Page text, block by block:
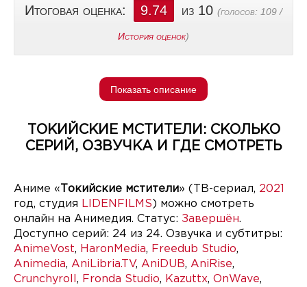
Итоговая оценка: 9.74 из 10 (голосов: 109 /
История оценок)
Показать описание
ТОКИЙСКИЕ МСТИТЕЛИ: СКОЛЬКО
СЕРИЙ, ОЗВУЧКА И ГДЕ СМОТРЕТЬ
Аниме « Токийские мстители» (ТВ-сериал, 2021
год, студия LIDENFILMS ) можно смотреть
онлайн на Анимедия. Статус: Завершён.
Доступно серий: 24 из 24. Озвучка и субтитры:
AnimeVost, HaronMedia, Freedub Studio,
Animedia, AniLibria.TV, AniDUB, AniRise,
Crunchyroll , Fronda Studio, Kazuttx, OnWave,